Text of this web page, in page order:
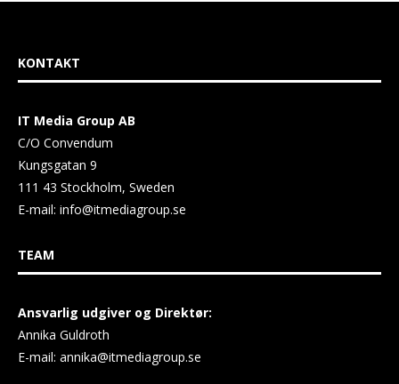
KONTAKT
IT Media Group AB
C/O Convendum
Kungsgatan 9
111 43 Stockholm, Sweden
E-mail: info@itmediagroup.se
TEAM
Ansvarlig udgiver og Direktør:
Annika Guldroth
E-mail: annika@itmediagroup.se